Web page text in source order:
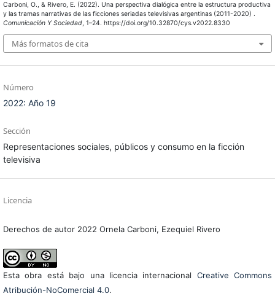
Carboni, O., & Rivero, E. (2022). Una perspectiva dialógica entre la estructura productiva
y las tramas narrativas de las ficciones seriadas televisivas argentinas (2011-2020) .
Comunicación Y Sociedad, 1–24. https://doi.org/10.32870/cys.v2022.8330
Más formatos de cita
Número
2022: Año 19
Sección
Representaciones sociales, públicos y consumo en la ficción
televisiva
Licencia
Derechos de autor 2022 Ornela Carboni, Ezequiel Rivero
Esta obra está bajo una licencia internacional Creative Commons
Atribución-NoComercial 4.0.